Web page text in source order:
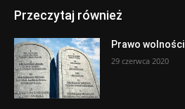
Przeczytaj również
Prawo wolności
29 czerwca 2020